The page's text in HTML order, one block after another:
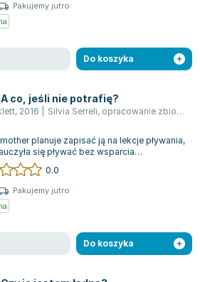
Pakujemy jutro
Do koszyka
A co, jeśli nie potrafię?
, 2016 Silvia Serreli, opracowanie zbiorowe
planuje zapisać ją na lekcje pływania,
się pływać bez wsparcia
rękawków. Wszyscy jej zn...
0.0
Pakujemy jutro
Do koszyka